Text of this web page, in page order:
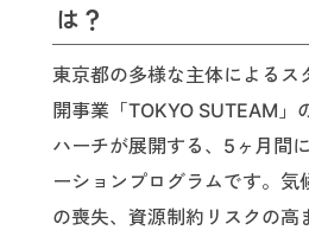
は？
東京都の多様な主体によるス
開事業「TOKYO SUTEAM」
ハーチが展開する、5ヶ月間
ーションプログラムです。気
の喪失、資源制約リスクの高